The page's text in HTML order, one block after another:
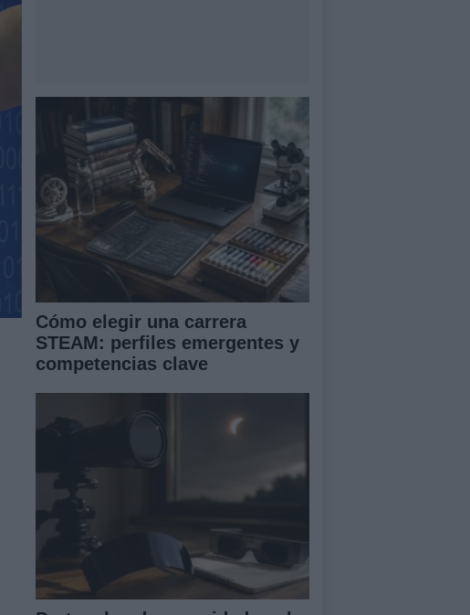
Cómo elegir una carrera
STEAM: perfiles emergentes y
competencias clave